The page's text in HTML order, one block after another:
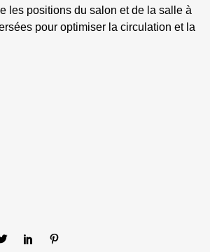
les positions du salon et de la salle à
pour optimiser la circulation et la